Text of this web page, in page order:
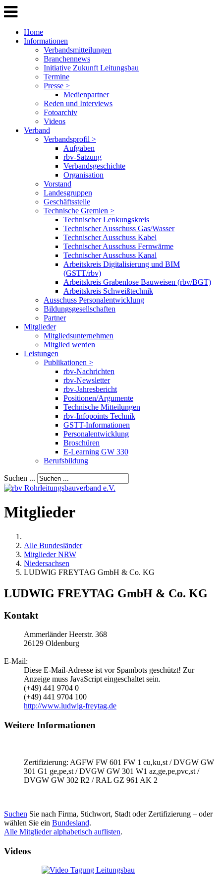
Home
Informationen
Verbandsmitteilungen
Branchennews
Initiative Zukunft Leitungsbau
Termine
Presse >
Medienpartner
Reden und Interviews
Fotoarchiv
Videos
Verband
Verbandsprofil >
Aufgaben
rbv-Satzung
Verbandsgeschichte
Organisation
Vorstand
Landesgruppen
Geschäftsstelle
Technische Gremien >
Technischer Lenkungskreis
Technischer Ausschuss Gas/Wasser
Technischer Ausschuss Kabel
Technischer Ausschuss Fernwärme
Technischer Ausschuss Kanal
Arbeitskreis Digitalisierung und BIM
(GSTT/rbv)
Arbeitskreis Grabenlose Bauweisen (rbv/BGT)
Arbeitskreis Schweißtechnik
Ausschuss Personalentwicklung
Bildungsgesellschaften
Partner
Mitglieder
Mitgliedsunternehmen
Mitglied werden
Leistungen
Publikationen >
rbv-Nachrichten
rbv-Newsletter
rbv-Jahresbericht
Positionen/Argumente
Technische Mitteilungen
rbv-Infopoints Technik
GSTT-Informationen
Personalentwicklung
Broschüren
E-Learning GW 330
Berufsbildung
Suchen ...
Mitglieder
Alle Bundesländer
Mitglieder NRW
Niedersachsen
LUDWIG FREYTAG GmbH & Co. KG
LUDWIG FREYTAG GmbH & Co. KG
Kontakt
Ammerländer Heerstr. 368
26129 Oldenburg
E-Mail:
Diese E-Mail-Adresse ist vor Spambots geschützt! Zur
Anzeige muss JavaScript eingeschaltet sein.
(+49) 441 9704 0
(+49) 441 9704 100
http://www.ludwig-freytag.de
Weitere Informationen
Zertifizierung: AGFW FW 601 FW 1 cu,ku,st / DVGW GW
301 G1 ge,pe,st / DVGW GW 301 W1 az,ge,pe,pvc,st /
DVGW GW 302 R2 / RAL GZ 961 AK 2
Suchen Sie nach Firma, Stichwort, Stadt oder Zertifizierung – oder
wählen Sie ein Bundesland.
Alle Mitglieder alphabetisch auflisten.
Videos